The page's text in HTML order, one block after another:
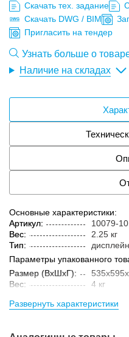
Скачать тех. задание
Скачать DWG / BIM
Пригласить на тендер
Узнать больше о
Наличие на складах
Основные характеристики:
Артикул:
10079-10
Вес:
2.25 кг
Тип:
Параметры упакованного
Размер (ВxШxГ):
Вес:
4 кг
упаковке:
Развернуть характеристики